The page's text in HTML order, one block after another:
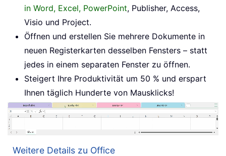
in Word, Excel, PowerPoint, Publisher, Access,
Visio und Project.
Öffnen und erstellen Sie mehrere Dokumente in
neuen Registerkarten desselben Fensters – statt
jedes in einem separaten Fenster zu öffnen.
Steigert Ihre Produktivität um 50 % und erspart
Ihnen täglich Hunderte von Mausklicks!
Weitere Details zu Office